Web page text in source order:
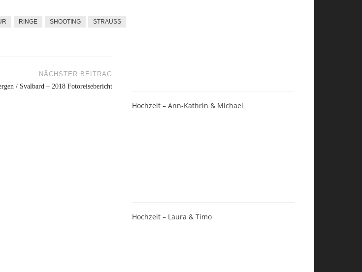
RINGE SHOOTING STRAUSS
NÄCHSTER BEITRAG
/ Svalbard – 2018 Fotoreisebericht
Hochzeit – Ann-Kathrin & Michael
Hochzeit – Laura & Timo